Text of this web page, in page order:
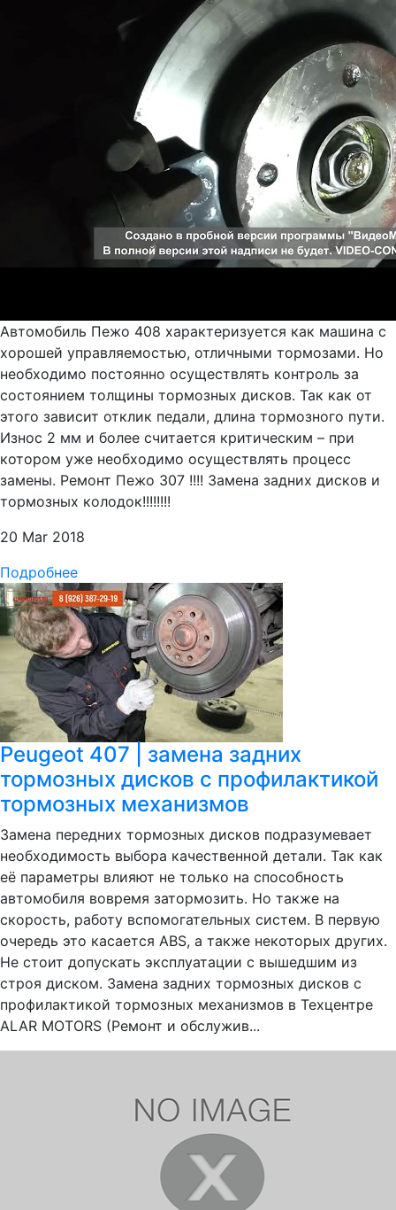
Автомобиль Пежо 408 характеризуется как машина с
хорошей управляемостью, отличными тормозами. Но
необходимо постоянно осуществлять контроль за
состоянием толщины тормозных дисков. Так как от
этого зависит отклик педали, длина тормозного пути.
Износ 2 мм и более считается критическим – при
котором уже необходимо осуществлять процесс
замены. Ремонт Пежо 307 !!!! Замена задних дисков и
тормозных колодок!!!!!!!!
20 Mar 2018
Подробнее
Peugeot 407 | замена задних
тормозных дисков с профилактикой
тормозных механизмов
Замена передних тормозных дисков подразумевает
необходимость выбора качественной детали. Так как
её параметры влияют не только на способность
автомобиля вовремя затормозить. Но также на
скорость, работу вспомогательных систем. В первую
очередь это касается ABS, а также некоторых других.
Не стоит допускать эксплуатации с вышедшим из
строя диском. Замена задних тормозных дисков с
профилактикой тормозных механизмов в Техцентре
ALAR MOTORS (Ремонт и обслужив...